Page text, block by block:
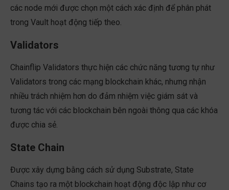
các node mới được chọn một cách xác định để phân phát
trong Vault hoạt động tiếp theo.
Validators
Chainflip Validators thực hiện các chức năng tương tự như
Validators trong các mạng blockchain khác, nhưng nhận
nhiều trách nhiệm hơn do đảm nhiệm việc giám sát và
tương tác với các blockchain bên ngoài thông qua các khóa
được chia sẻ.
State Chain
Được xây dựng bằng cách sử dụng Substrate, State
Chains tạo ra một blockchain hoạt động độc lập như cơ